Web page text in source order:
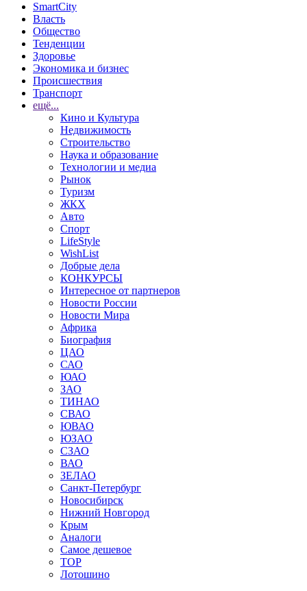
SmartCity
Власть
Общество
Тенденции
Здоровье
Экономика и бизнес
Происшествия
Транспорт
ещё...
Кино и Культура
Недвижимость
Строительство
Наука и образование
Технологии и медиа
Рынок
Туризм
ЖКХ
Авто
Спорт
LifeStyle
WishList
Добрые дела
КОНКУРСЫ
Интересное от партнеров
Новости России
Новости Мира
Африка
Биография
ЦАО
САО
ЮАО
ЗАО
ТИНАО
СВАО
ЮВАО
ЮЗАО
СЗАО
ВАО
ЗЕЛАО
Санкт-Петербург
Новосибирск
Нижний Новгород
Крым
Аналоги
Самое дешевое
TOP
Лотошино